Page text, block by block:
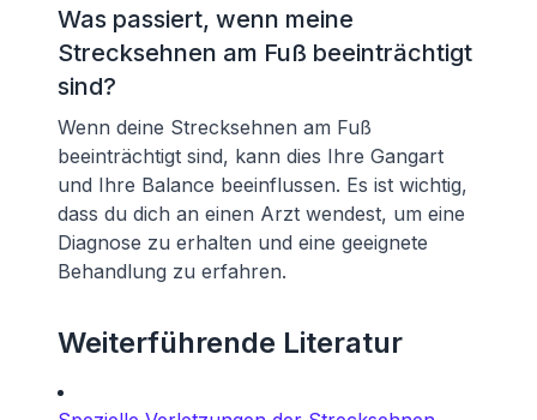
Was passiert, wenn meine
Strecksehnen am Fuß beeinträchtigt
sind?
Wenn deine Strecksehnen am Fuß
beeinträchtigt sind, kann dies Ihre Gangart
und Ihre Balance beeinflussen. Es ist wichtig,
dass du dich an einen Arzt wendest, um eine
Diagnose zu erhalten und eine geeignete
Behandlung zu erfahren.
Weiterführende Literatur